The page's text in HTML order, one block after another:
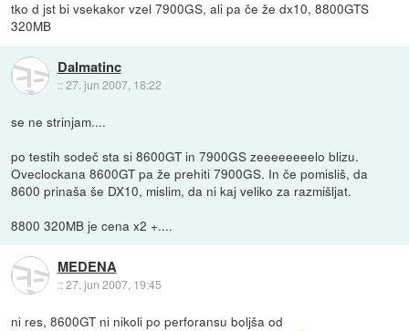
tko d jst bi vsekakor vzel 7900GS, ali pa če že dx10, 8800GTS
320MB
Dalmatinc
::27. jun 2007, 18:22
se ne strinjam....
po testih sodeč sta si 8600GT in 7900GS zeeeeeeeelo blizu.
Oveclockana 8600GT pa že prehiti 7900GS. In če pomisliš, da
8600 prinaša še DX10, mislim, da ni kaj veliko za razmišljat.
8800 320MB je cena x2 +....
MEDENA
::27. jun 2007, 19:45
ni res, 8600GT ni nikoli po perforansu boljša od